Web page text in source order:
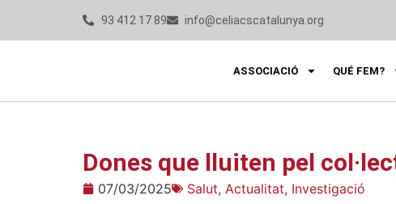
93 412 17 89 info@celiacscatalunya.org
ASSOCIACIÓ QUÉ FEM?
Dones que lluiten pel
07/03/2025 Salut, Actualitat, Investigació